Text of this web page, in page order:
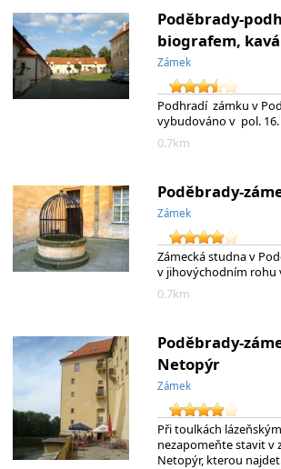
Poděbrady-
biografem,
Zámek
Podhradí zámku v
vybudováno v pol.
0.7km
Poděbrady-
Zámek
Zámecká studna v
v jihovýchodním
0.7km
Poděbrady-
Netopýr
Zámek
Při toulkách
nezapomeňte stavit v
Netopýr, kterou